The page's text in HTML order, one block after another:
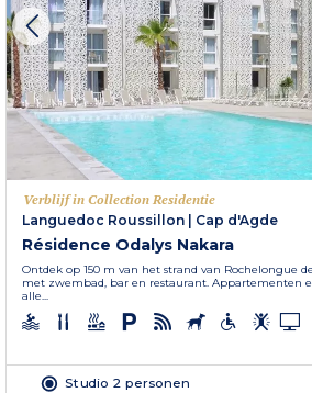
Verblijf in Collection Residentie
Languedoc Roussillon | Cap d'Agde
Résidence Odalys Nakara
Ontdek op 150 m van het strand van Rochelongue
met zwembad, bar en restaurant. Appartementen
alle...
Studio 2 personen